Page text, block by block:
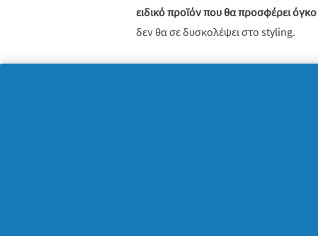
ειδικό προϊόν που θα προσφέρει όγκο
δεν θα σε δυσκολέψει στο styling.